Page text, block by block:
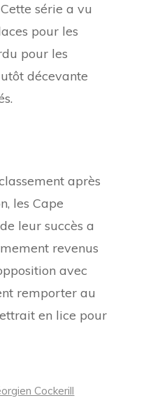
série a vu
pour les
pour les
décevante
après
les Cape
leur succès a
revenus
avec
remporter au
en lice pour
Cockerill